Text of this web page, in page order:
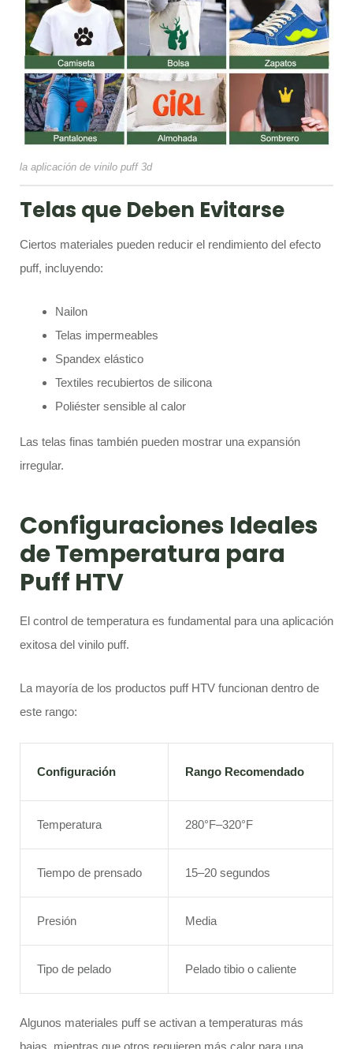
la aplicación de vinilo puff 3d
Telas que Deben Evitarse
Ciertos materiales pueden reducir el rendimiento del efecto
puff, incluyendo:
Nailon
Telas impermeables
Spandex elástico
Textiles recubiertos de silicona
Poliéster sensible al calor
Las telas finas también pueden mostrar una expansión
irregular.
Configuraciones Ideales
de Temperatura para
Puff HTV
El control de temperatura es fundamental para una aplicación
exitosa del vinilo puff.
La mayoría de los productos puff HTV funcionan dentro de
este rango:
Configuración Rango Recomendado
Temperatura 280°F–320°F
Tiempo de prensado 15–20 segundos
Presión Media
Tipo de pelado Pelado tibio o caliente
Algunos materiales puff se activan a temperaturas más
bajas, mientras que otros requieren más calor para una